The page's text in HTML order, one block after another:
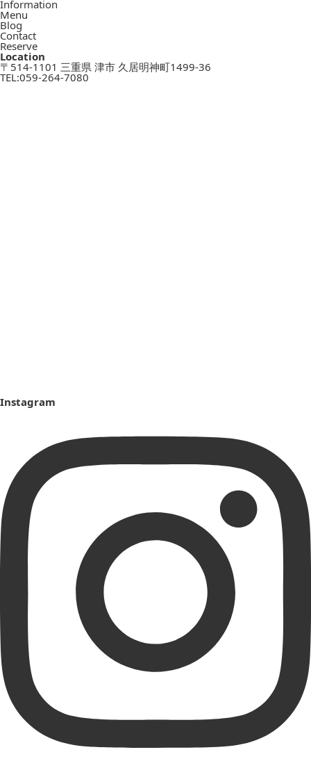
Information
Menu
Blog
Contact
Reserve
Location
〒514-1101 三重県 津市 久居明神町1499-36
TEL:059-264-7080
Instagram